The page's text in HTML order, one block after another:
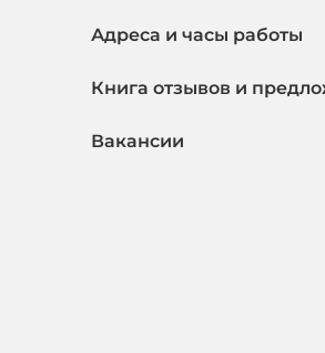
Адреса и часы работы
Книга отзывов и
Вакансии